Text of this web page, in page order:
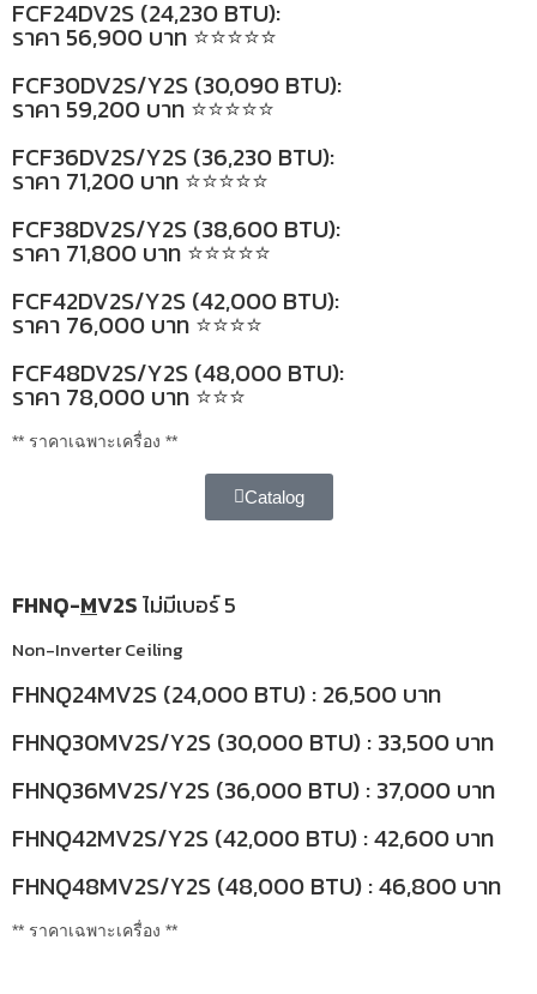
FCF24DV2S (24,230 BTU):
ราคา 56,900 บาท ⭐⭐⭐⭐⭐
FCF30DV2S/Y2S (30,090 BTU):
ราคา 59,200 บาท ⭐⭐⭐⭐⭐
FCF36DV2S/Y2S (36,230 BTU):
ราคา 71,200 บาท ⭐⭐⭐⭐⭐
FCF38DV2S/Y2S (38,600 BTU):
ราคา 71,800 บาท ⭐⭐⭐⭐⭐
FCF42DV2S/Y2S (42,000 BTU):
ราคา 76,000 บาท ⭐⭐⭐⭐
FCF48DV2S/Y2S (48,000 BTU):
ราคา 78,000 บาท ⭐⭐⭐
** ราคาเฉพาะเครื่อง **
Catalog
FHNQ-MV2Sไม่มีเบอร์ 5
Non-Inverter Ceiling
FHNQ24MV2S (24,000 BTU) : 26,500 บาท
FHNQ30MV2S/Y2S (30,000 BTU) : 33,500 บาท
FHNQ36MV2S/Y2S (36,000 BTU) : 37,000 บาท
FHNQ42MV2S/Y2S (42,000 BTU) : 42,600 บาท
FHNQ48MV2S/Y2S (48,000 BTU) : 46,800 บาท
** ราคาเฉพาะเครื่อง **